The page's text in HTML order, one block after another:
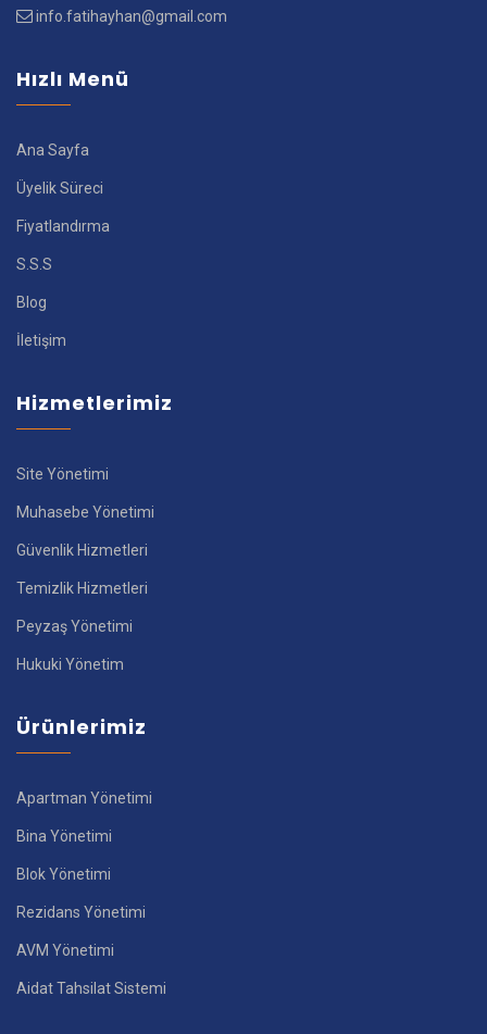
info.fatihayhan@gmail.com
Hızlı Menü
Ana Sayfa
Üyelik Süreci
Fiyatlandırma
S.S.S
Blog
İletişim
Hizmetlerimiz
Site Yönetimi
Muhasebe Yönetimi
Güvenlik Hizmetleri
Temizlik Hizmetleri
Peyzaş Yönetimi
Hukuki Yönetim
Ürünlerimiz
Apartman Yönetimi
Bina Yönetimi
Blok Yönetimi
Rezidans Yönetimi
AVM Yönetimi
Aidat Tahsilat Sistemi